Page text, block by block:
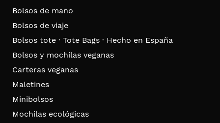
Bolsos de mano
Bolsos de viaje
Bolsos tote · Tote Bags · Hecho en España
Bolsos y mochilas veganas
Carteras veganas
Maletines
Minibolsos
Mochilas ecológicas